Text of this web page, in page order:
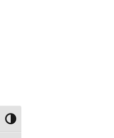
Toggle High Contrast